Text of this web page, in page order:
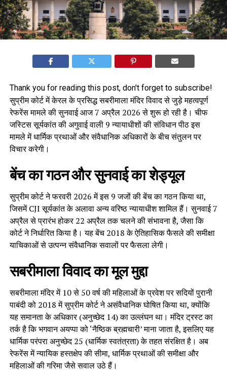
Thank you for reading this post, don't forget to subscribe!
सुप्रीम कोर्ट में केरल के प्रसिद्ध सबरीमाला मंदिर विवाद से जुड़े महत्वपूर्ण
रेफरेंस मामले की सुनवाई आज 7 अप्रैल 2026 से शुरू हो रही है। चीफ
जस्टिस सूर्यकांत की अगुवाई वाली 9 न्यायाधीशों की संविधान पीठ इस
मामले में धार्मिक प्रथाओं और संवैधानिक अधिकारों के बीच संतुलन पर
विचार करेगी।
बेंच का गठन और सुनवाई का शेड्यूल
सुप्रीम कोर्ट ने फरवरी 2026 में इस 9 जजों की बेंच का गठन किया था,
जिसमें CJI सूर्यकांत के अलावा अन्य वरिष्ठ न्यायाधीश शामिल हैं। सुनवाई 7
अप्रैल से प्रारंभ होकर 22 अप्रैल तक चलने की संभावना है, जैसा कि
कोर्ट ने निर्धारित किया है। यह बेंच 2018 के ऐतिहासिक फैसले की समीक्षा
याचिकाओं से उत्पन्न संवैधानिक सवालों पर फैसला लेगी।
सबरीमाला विवाद का मूल मुद्दा
सबरीमाला मंदिर में 10 से 50 वर्ष की महिलाओं के प्रवेश पर सदियों पुरानी
पाबंदी को 2018 में सुप्रीम कोर्ट ने असंवैधानिक घोषित किया था, क्योंकि
यह समानता के अधिकार (अनुच्छेद 14) का उल्लंघन था। मंदिर ट्रस्ट का
तर्क है कि भगवान अयप्पा को ‘नैष्ठिक ब्रह्मचारी’ माना जाता है, इसलिए यह
धार्मिक परंपरा अनुच्छेद 25 (धार्मिक स्वतंत्रता) के तहत संरक्षित है। अब
रेफरेंस में न्यायिक हस्तक्षेप की सीमा, धार्मिक प्रथाओं की समीक्षा और
महिलाओं की गरिमा जैसे सवाल उठे हैं।